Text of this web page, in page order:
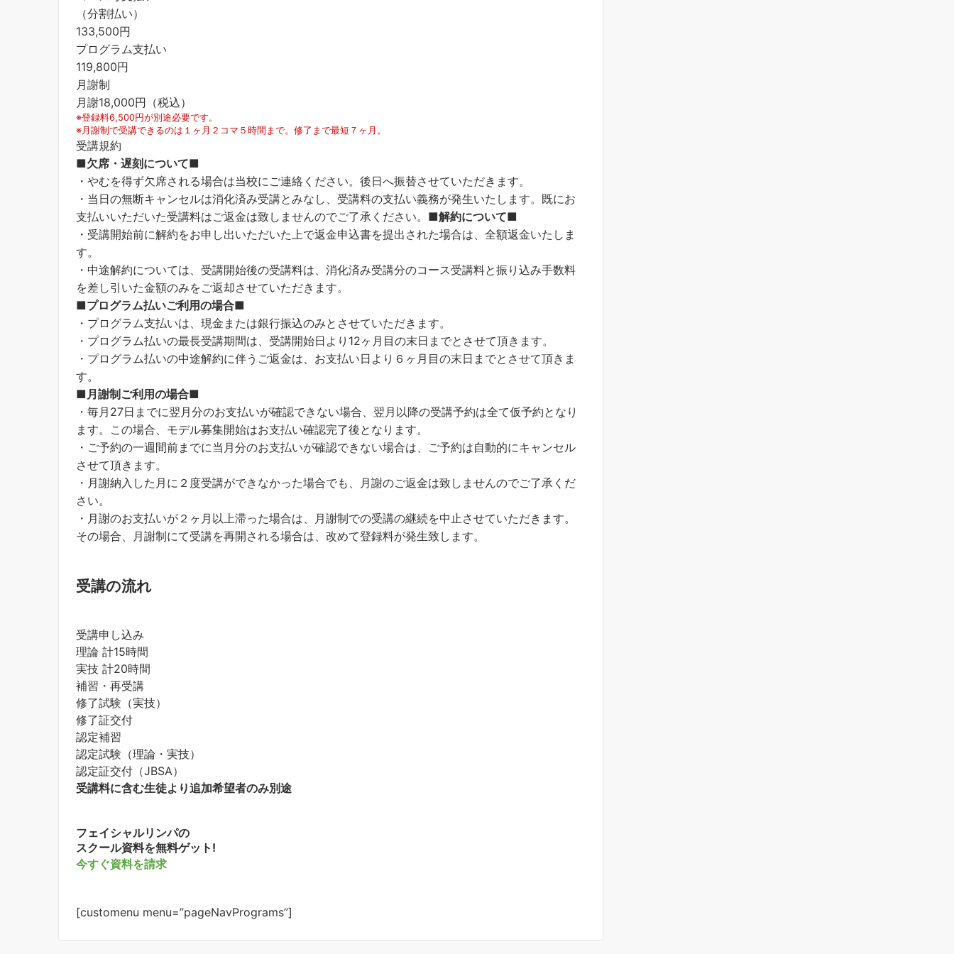
（分割払い）
133,500円
プログラム支払い
119,800円
月謝制
月謝18,000円（税込）
※登録料6,500円が別途必要です。
※月謝制で受講できるのは１ヶ月２コマ５時間まで。修了まで最短７ヶ月。
受講規約
■欠席・遅刻について■
・やむを得ず欠席される場合は当校にご連絡ください。後日へ振替させていただきます。
・当日の無断キャンセルは消化済み受講とみなし、受講料の支払い義務が発生いたします。既にお
支払いいただいた受講料はご返金は致しませんのでご了承ください。 ■解約について■
・受講開始前に解約をお申し出いただいた上で返金申込書を提出された場合は、全額返金いたしま
す。
・中途解約については、受講開始後の受講料は、消化済み受講分のコース受講料と振り込み手数料
を差し引いた金額のみをご返却させていただきます。
■プログラム払いご利用の場合■
・プログラム支払いは、現金または銀行振込のみとさせていただきます。
・プログラム払いの最長受講期間は、受講開始日より12ヶ月目の末日までとさせて頂きます。
・プログラム払いの中途解約に伴うご返金は、お支払い日より６ヶ月目の末日までとさせて頂きま
す。
■月謝制ご利用の場合■
・毎月27日までに翌月分のお支払いが確認できない場合、翌月以降の受講予約は全て仮予約となり
ます。この場合、モデル募集開始はお支払い確認完了後となります。
・ご予約の一週間前までに当月分のお支払いが確認できない場合は、ご予約は自動的にキャンセル
させて頂きます。
・月謝納入した月に２度受講ができなかった場合でも、月謝のご返金は致しませんのでご了承くだ
さい。
・月謝のお支払いが２ヶ月以上滞った場合は、月謝制での受講の継続を中止させていただきます。
その場合、月謝制にて受講を再開される場合は、改めて登録料が発生致します。
受講の流れ
受講申し込み
理論 計15時間
実技 計20時間
補習・再受講
修了試験（実技）
修了証交付
認定補習
認定試験（理論・実技）
認定証交付（JBSA）
受講料に含む生徒より追加希望者のみ別途
フェイシャルリンパの
スクール資料を無料ゲット!
今すぐ資料を請求
[customenu menu=”pageNavPrograms”]